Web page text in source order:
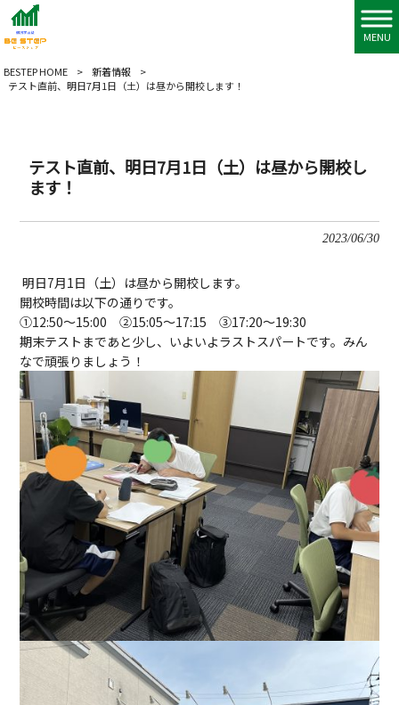
MENU
BESTEP HOME > 新着情報
>
テスト直前、明日7月1日（土）は昼から開校します！
テスト直前、明日7月1日（土）は昼から開校し
ます！
2023/06/30
明日7月1日（土）は昼から開校します。
開校時間は以下の通りです。
①12:50〜15:00 ②15:05〜17:15 ③17:20〜19:30
期末テストまであと少し、いよいよラストスパートです。みん
なで頑張りましょう！